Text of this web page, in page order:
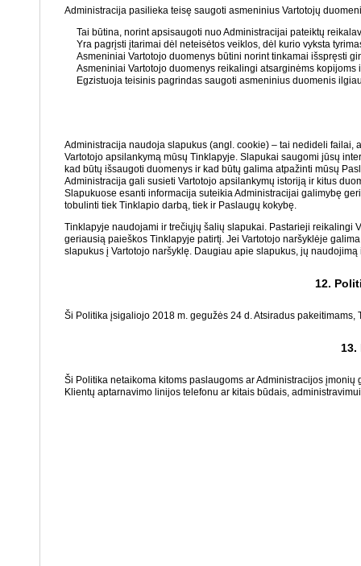
Administracija pasilieka teisę saugoti asmeninius Vartotojų
Tai būtina, norint apsisaugoti nuo Administracijai pateiktų
Yra pagrįsti įtarimai dėl neteisėtos veiklos, dėl kurio vyksta
Asmeniniai Vartotojo duomenys būtini norint tinkamai išspręsti
Asmeniniai Vartotojo duomenys reikalingi atsarginėms kopijoms
Egzistuoja teisinis pagrindas saugoti asmeninius duomenis
Administracija naudoja slapukus (angl. cookie) – tai nedideli
Vartotojo apsilankymą mūsų Tinklapyje. Slapukai saugomi jūsų
kad būtų išsaugoti duomenys ir kad būtų galima atpažinti mūsų
Administracija gali susieti Vartotojo apsilankymų istoriją ir kitus
Slapukuose esanti informacija suteikia Administracijai galimybę
tobulinti tiek Tinklapio darbą, tiek ir Paslaugų kokybę.
Tinklapyje naudojami ir trečiųjų šalių slapukai. Pastarieji reikalingi
geriausią paieškos Tinklapyje patirtį. Jei Vartotojo naršyklėje
slapukus į Vartotojo naršyklę. Daugiau apie slapukus, jų
12.
Ši Politika įsigaliojo 2018 m. gegužės 24 d. Atsiradus
Ši Politika netaikoma kitoms paslaugoms ar Administracijos
Klientų aptarnavimo linijos telefonu ar kitais būdais,